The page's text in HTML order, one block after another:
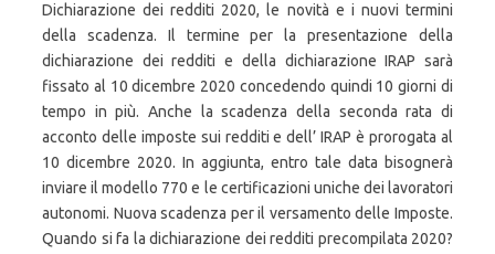
Dichiarazione dei redditi 2020, le novità e i nuovi termini
della scadenza. Il termine per la presentazione della
dichiarazione dei redditi e della dichiarazione IRAP sarà
fissato al 10 dicembre 2020 concedendo quindi 10 giorni di
tempo in più. Anche la scadenza della seconda rata di
acconto delle imposte sui redditi e dell’ IRAP è prorogata al
10 dicembre 2020. In aggiunta, entro tale data bisognerà
inviare il modello 770 e le certificazioni uniche dei lavoratori
autonomi. Nuova scadenza per il versamento delle Imposte.
Quando si fa la dichiarazione dei redditi precompilata 2020?